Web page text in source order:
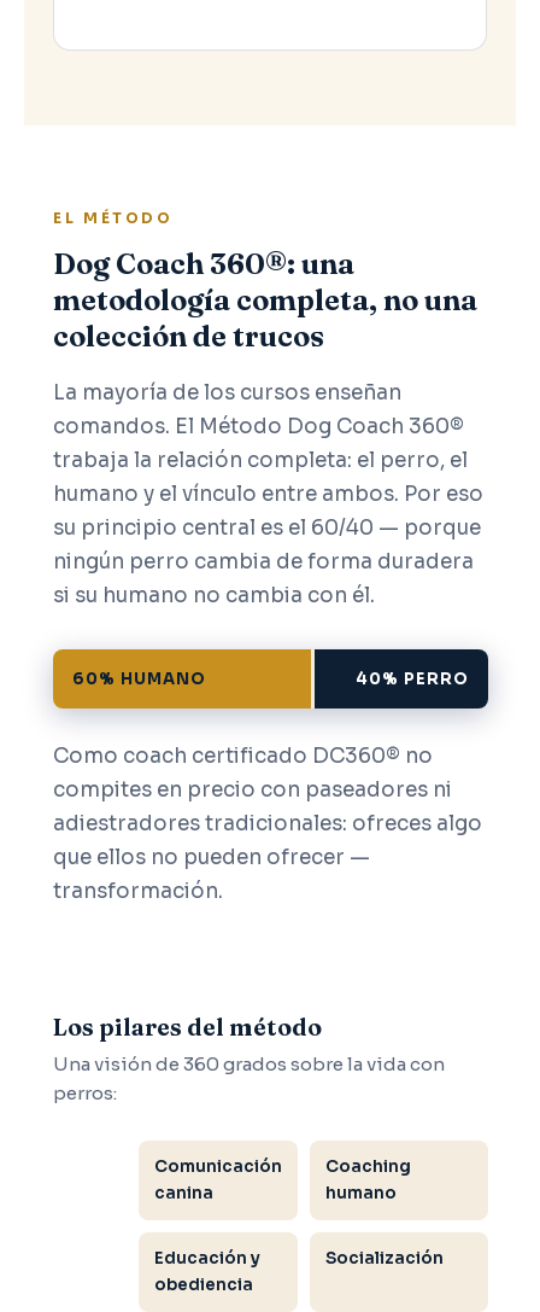
EL MÉTODO
Dog Coach 360®: una
metodología completa, no una
colección de trucos
La mayoría de los cursos enseñan
comandos. El Método Dog Coach 360®
trabaja la relación completa: el perro, el
humano y el vínculo entre ambos. Por eso
su principio central es el 60/40 — porque
ningún perro cambia de forma duradera
si su humano no cambia con él.
60% HUMANO 40% PERRO
Como coach certificado DC360® no
compites en precio con paseadores ni
adiestradores tradicionales: ofreces algo
que ellos no pueden ofrecer —
transformación.
Los pilares del método
Una visión de 360 grados sobre la vida con
perros:
Comunicación
canina
Coaching
humano
Educación y
obediencia
Socialización